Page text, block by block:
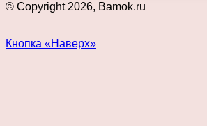
© Copyright 2026, Bamok.ru
Кнопка «Наверх»